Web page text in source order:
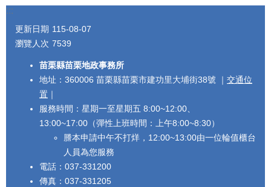
:::
更新日期 115-08-07
瀏覽人次 7539
苗栗縣苗栗地政事務所
地址：360006 苗栗縣苗栗市建功里大埔街38號 ｜ 交通位
置 ｜
服務時間：星期一至星期五 8:00~12:00、
13:00~17:00（彈性上班時間：上午8:00~8:30）
謄本申請中午不打烊，12:00~13:00由一位輪值櫃台
人員為您服務
電話：037-331200
傳真：037-331205